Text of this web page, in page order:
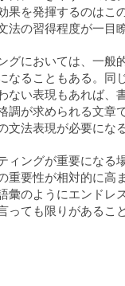
果を発揮するのはこ
法の習得程度が一目
グにおいては、一般
なることもある。同
ない表現もあれば、
調が求められる文章
文法表現が必要にな
ィングが重要になる
重要性が相対的に高
彙のようにエンドレ
っても限りがあるこ